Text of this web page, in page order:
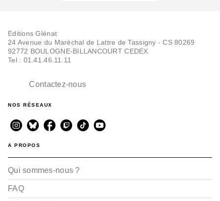
Editions Glénat
24 Avenue du Maréchal de Lattre de Tassigny - CS 80269
92772 BOULOGNE-BILLANCOURT CEDEX
Tel : 01.41.46.11.11
Contactez-nous
NOS RÉSEAUX
A PROPOS
Qui sommes-nous ?
FAQ